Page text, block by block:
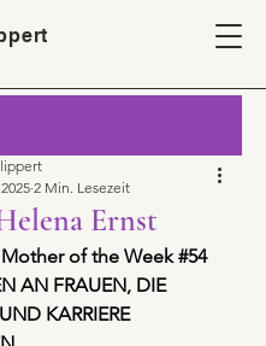
Ernst
2 Min. Lesezeit
of the Week #54
AN FRAUEN, DIE
KARRIERE